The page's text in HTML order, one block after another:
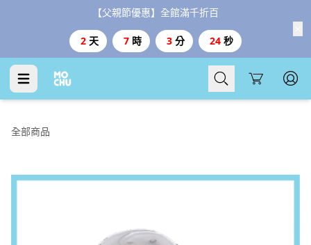
【父親節優惠】全館滿千折百
2 天 7 時 3 分 23 秒
Cart
全部商品